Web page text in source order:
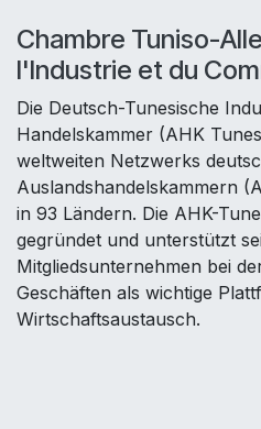
Chambre Tuniso-
l'Industrie et du
Die Deutsch-Tunesische
Handelskammer (AHK
weltweiten Netzwerks
Auslandshandelskammern
in 93 Ländern. Die AHK-
gegründet und unterstützt
Mitgliedsunternehmen bei
Geschäften als wichtige
Wirtschaftsaustausch.